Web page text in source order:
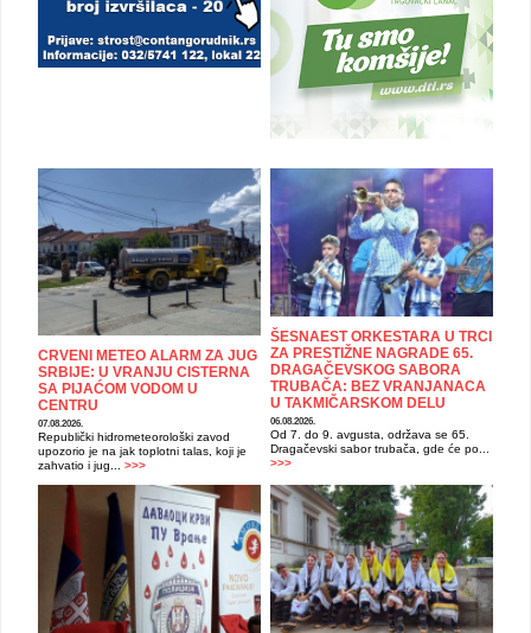
CRVENI METEO ALARM ZA JUG
SRBIJE: U VRANJU CISTERNA
SA PIJAĆOM VODOM U
CENTRU
07.08.2026.
Republički hidrometeorološki zavod
upozorio je na jak toplotni talas, koji je
zahvatio i jug... >>>
ŠESNAEST ORKESTARA U TRCI
ZA PRESTIŽNE NAGRADE 65.
DRAGAČEVSKOG SABORA
TRUBAČA: BEZ VRANJANACA
U TAKMIČARSKOM DELU
06.08.2026.
Od 7. do 9. avgusta, održava se 65.
Dragačevski sabor trubača, gde će po...
>>>